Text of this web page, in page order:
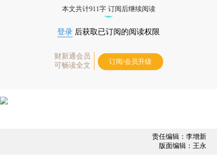
本文共计911字 订阅后继续阅读
登录 后获取已订阅的阅读权限
财新通会员
可畅读全文
订阅/会员升级
责任编辑：李增新
版面编辑：王永